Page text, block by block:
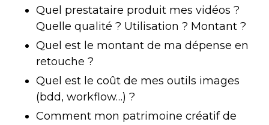
Quel prestataire produit mes vidéos ?
Quelle qualité ? Utilisation ? Montant ?
Quel est le montant de ma dépense en
retouche ?
Quel est le coût de mes outils images
(bdd, workflow…) ?
Comment mon patrimoine créatif de